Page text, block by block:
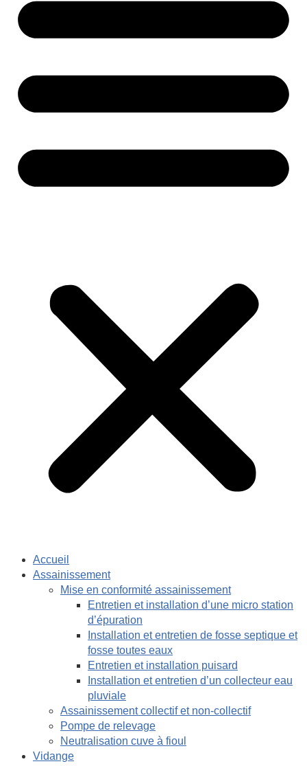
Accueil
Assainissement
Mise en conformité assainissement
Entretien et installation d’une micro station
d’épuration
Installation et entretien de fosse septique et
fosse toutes eaux
Entretien et installation puisard
Installation et entretien d’un collecteur eau
pluviale
Assainissement collectif et non-collectif
Pompe de relevage
Neutralisation cuve à fioul
Vidange